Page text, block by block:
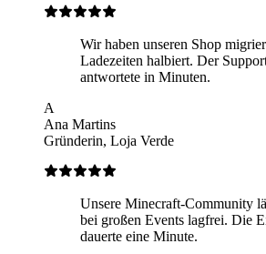
Wir haben unseren Shop
Ladezeiten halbiert. Der
antwortete in Minuten.
A
Ana Martins
Gründerin, Loja Verde
Unsere Minecraft-Community
bei großen Events lagfrei. Die
dauerte eine Minute.